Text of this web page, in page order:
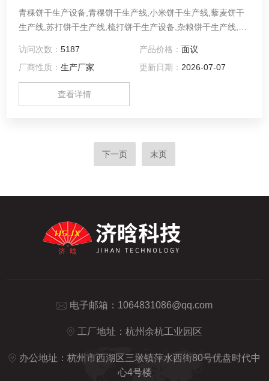
青稞饼干生产设备,青稞饼干生产线,小米饼干生产线,藜麦饼干
生产线,苏打饼干生产线,梳打饼干生产设备,杂粮饼干生产线,蔬
线,日式小圆饼生产， 青稞饼干生产工艺流程原料配制－面团
搅拌－产品成型－烘烤－冷却－整理—包装。
访问次数：5187 产品价格： 面议
厂商性质：生产厂家 更新日期： 2026-07-07
查看详情
下一页 末页
电子邮箱： 1064831086@qq.com
工厂地址：杭州余杭工业园区
办公地址：杭州市西湖区三墩镇萍水西街80号优盘时代中
心4号楼